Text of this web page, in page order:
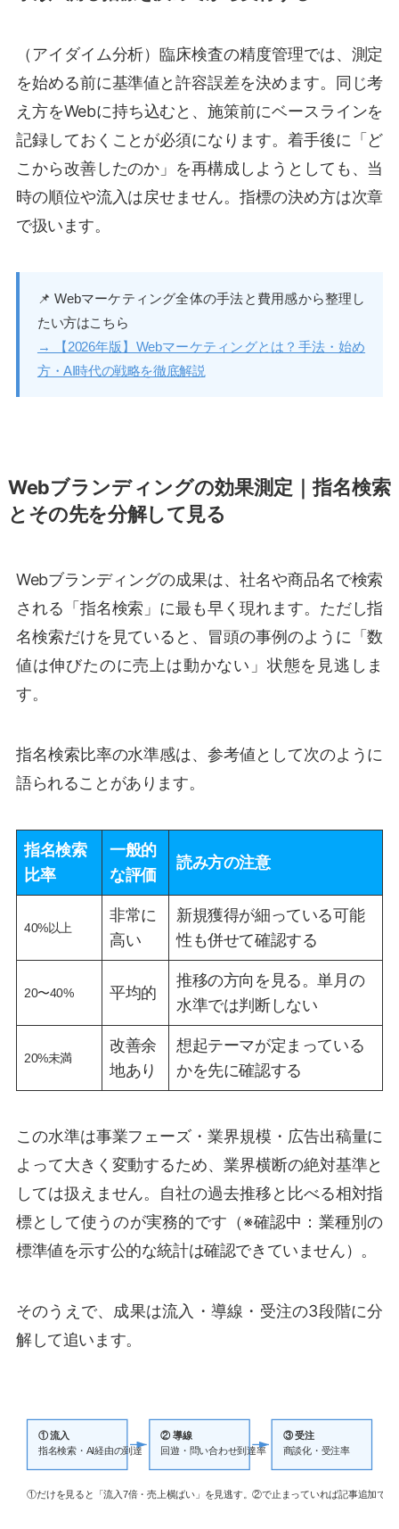
（アイダイム分析）臨床検査の精度管理では、測定
を始める前に基準値と許容誤差を決めます。同じ考
え方をWebに持ち込むと、施策前にベースラインを
記録しておくことが必須になります。着手後に「ど
こから改善したのか」を再構成しようとしても、当
時の順位や流入は戻せません。指標の決め方は次章
で扱います。
📌 Webマーケティング全体の手法と費用感から整理し
たい方はこちら
→ 【2026年版】Webマーケティングとは？手法・始め
方・AI時代の戦略を徹底解説
Webブランディングの効果測定｜指名検索
とその先を分解して見る
Webブランディングの成果は、社名や商品名で検索
される「指名検索」に最も早く現れます。ただし指
名検索だけを見ていると、冒頭の事例のように「数
値は伸びたのに売上は動かない」状態を見逃しま
す。
指名検索比率の水準感は、参考値として次のように
語られることがあります。
指名検索
比率
一般的
な評価
読み方の注意
40%以上
非常に
高い
新規獲得が細っている可能
性も併せて確認する
20〜40% 平均的
推移の方向を見る。単月の
水準では判断しない
20%未満
改善余
地あり
想起テーマが定まっている
かを先に確認する
この水準は事業フェーズ・業界規模・広告出稿量に
よって大きく変動するため、業界横断の絶対基準と
しては扱えません。自社の過去推移と比べる相対指
標として使うのが実務的です（※確認中：業種別の
標準値を示す公的な統計は確認できていません）。
そのうえで、成果は流入・導線・受注の3段階に分
解して追います。
① 流入
指名検索・AI経由の到達
② 導線
回遊・問い合わせ到達率
③ 受注
商談化・受注率
①だけを見ると「流入7倍・売上横ばい」を見逃す。②で止まっていれば記事追加では